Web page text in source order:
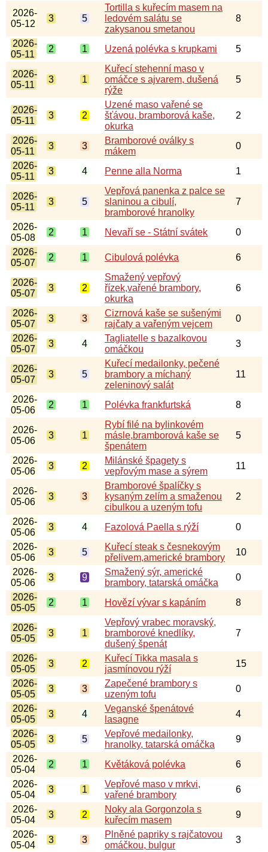
2026-
05-12
3 5
Tortilla s kuřecím masem na
ledovém salátu se
zakysanou smetanou
8
2026-
05-11
2 1 Uzená polévka s krupkami 5
2026-
05-11
3 1
Kuřecí stehenní maso v
omáčce s ajvarem, dušená
rýže
5
2026-
05-11
3 2
Uzené maso vařené se
šťávou, bramborová kaše,
okurka
2
2026-
05-11
3 3
Bramborové oválky s
mákem
0
2026-
05-11
3 4 Penne alla Norma 1
2026-
05-11
3 5
Vepřová panenka z palce se
slaninou a cibulí,
bramborové hranolky
7
2026-
05-08
2 1 Nevaří se - Státní svátek
0
2026-
05-07
2 1 Cibulová polévka 6
2026-
05-07
3 2
Smažený vepřový
řízek,vařené brambory,
okurka
6
2026-
05-07
3 3
Cizrnová kaše se sušenými
rajčaty a vařeným vejcem
0
2026-
05-07
3 4
Tagliatelle s bazalkovou
omáčkou
3
2026-
05-07
3 5
Kuřecí medailonky, pečené
brambory a míchaný
zeleninový salát
11
2026-
05-06
2 1 Polévka frankfurtská 8
2026-
05-06
3 1
Rybí filé na bylinkovém
másle,bramborová kaše se
špenátem
5
2026-
05-06
3 2
Milánské špagety s
vepřovým mase a sýrem
11
2026-
05-06
3 3
Bramborové špalíčky s
kysaným zelím a smaženou
cibulkou a uzeným tofu
2
2026-
05-06
3 4 Fazolová Paella s rýží
0
2026-
05-06
3 5
Kuřecí steak s česnekovým
přelivem,americké brambory
10
2026-
05-06
3 9
Smažený sýr, americké
brambory, tatarská omáčka
0
2026-
05-05
2 1 Hovězí vývar s kapáním 8
2026-
05-05
3 1
Vepřový vrabec moravský,
bramborové knedlíky,
dušený špenát
7
2026-
05-05
3 2
Kuřecí Tikka masala s
jasmínovou rýží
15
2026-
05-05
3 3
Zapečené brambory s
uzeným tofu
0
2026-
05-05
3 4
Veganské špenátové
lasagne
4
2026-
05-05
3 5
Vepřové medailonky,
hranolky, tatarská omáčka
9
2026-
05-04
2 1 Květáková polévka
6
2026-
05-04
3 1
Vepřové maso v mrkvi,
vařené brambory
6
2026-
05-04
3 2
Noky ala Gorgonzola s
kuřecím masem
9
2026-
05-04
3 3
Plněné papriky s rajčatovou
omáčkou, bulgur
3